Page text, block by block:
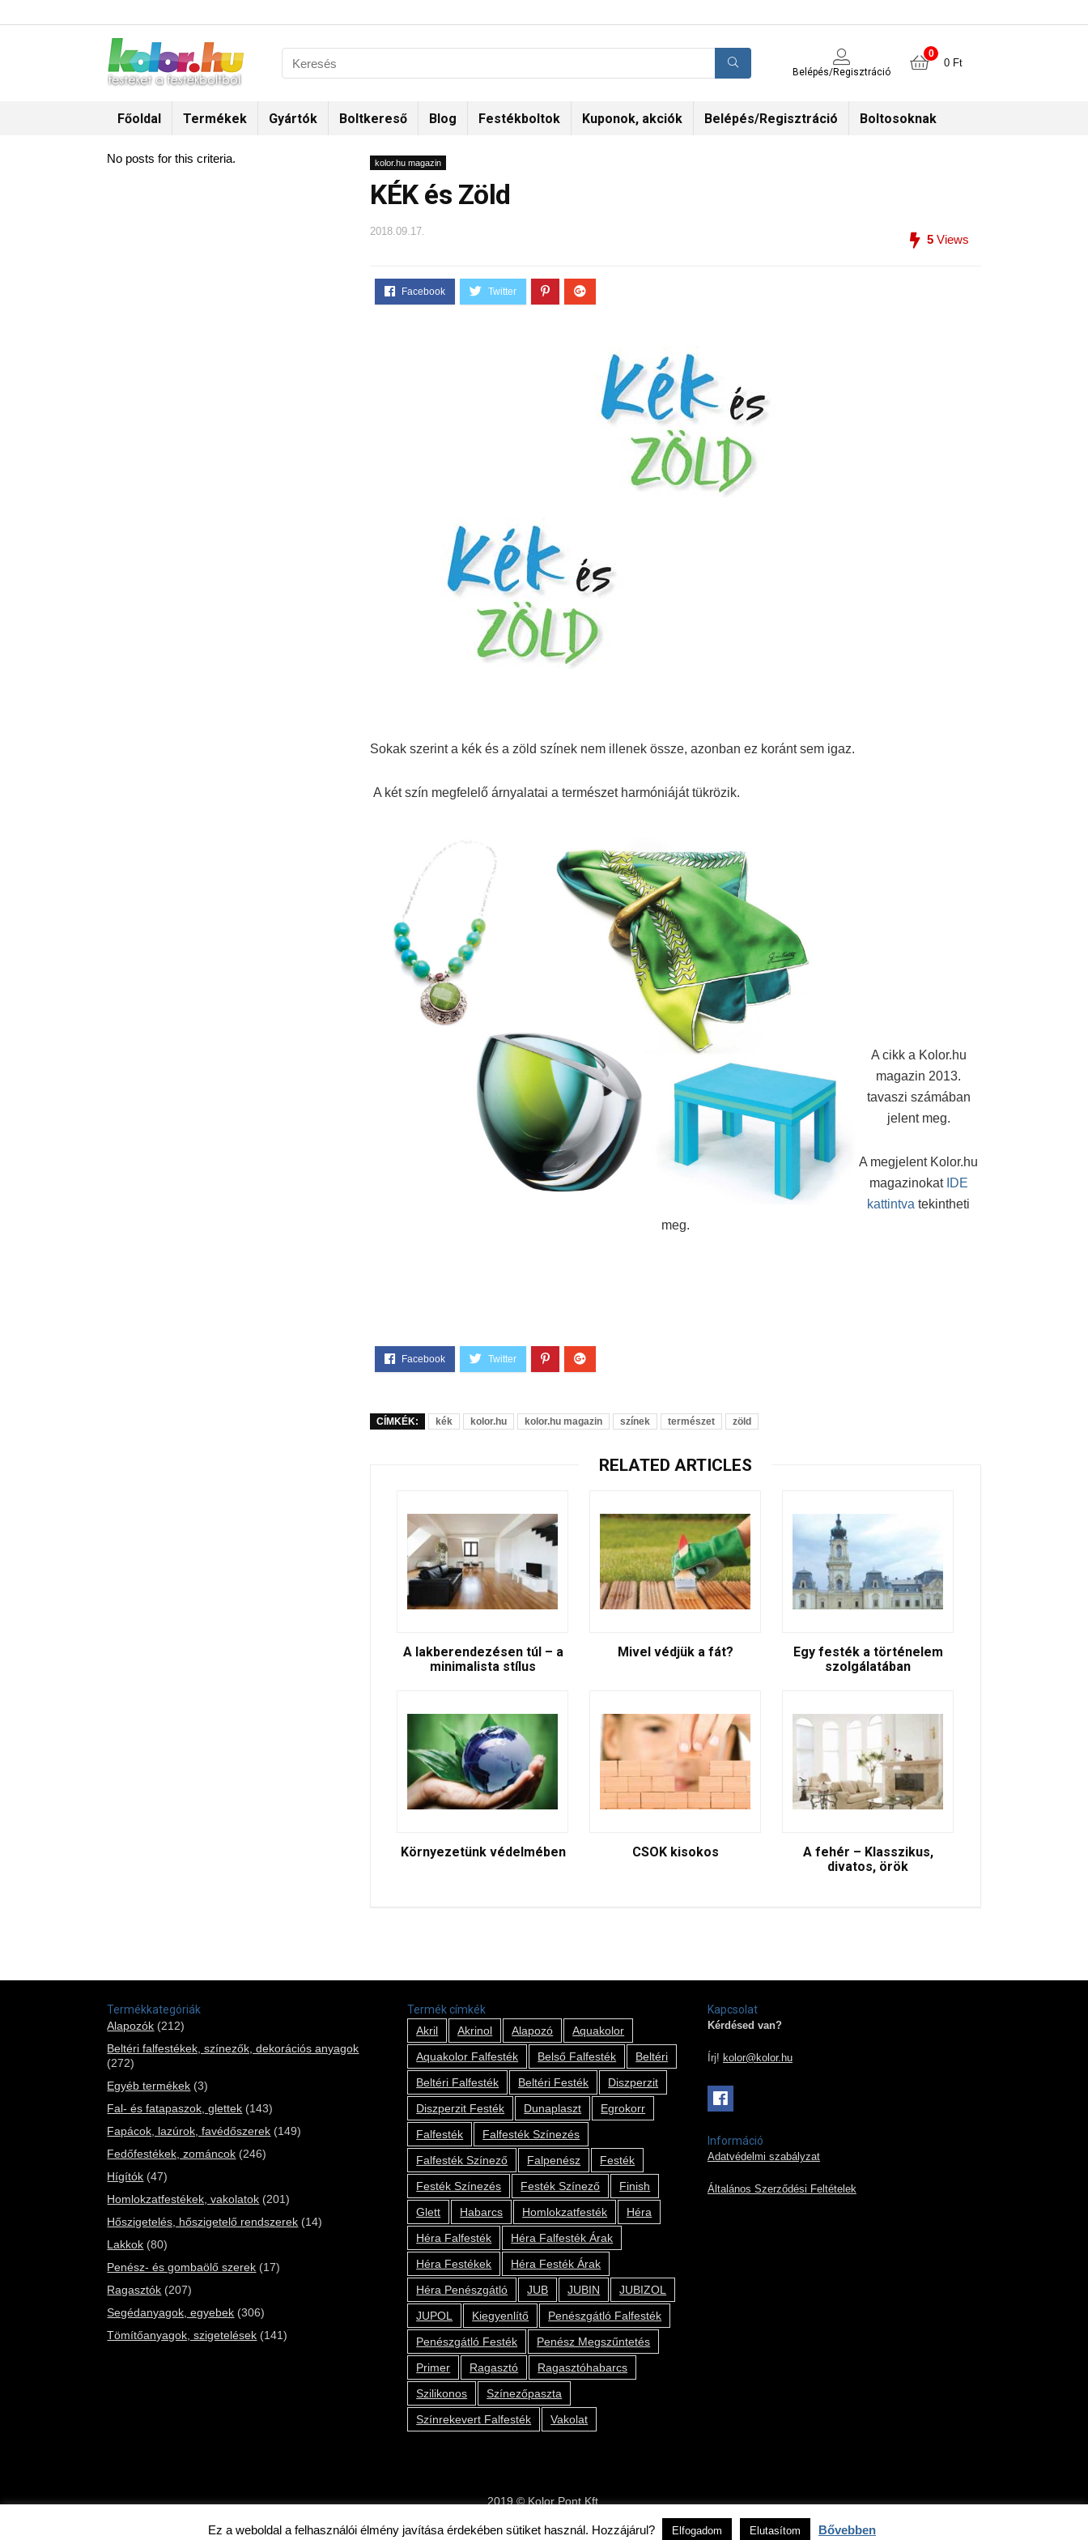
Belépés/Regisztráció
0
0 Ft
Főoldal Termékek Gyártók Boltkereső Blog Festékboltok Kuponok, akciók Belépés/Regisztráció Boltosoknak
kolor.hu magazin
KÉK és Zöld
2018.09.17.
5 Views
Sokak szerint a kék és a zöld színek nem illenek össze, azonban ez koránt sem igaz.
A két szín megfelelő árnyalatai a természet harmóniáját tükrözik.
A cikk a Kolor.hu
magazin 2013.
tavaszi számában
jelent meg.
A megjelent Kolor.hu
magazinokat IDE
kattintva tekintheti
meg.
CÍMKÉK: kék kolor.hu kolor.hu magazin színek természet zöld
RELATED ARTICLES
A lakberendezésen túl – a
minimalista stílus
Mivel védjük a fát?
Egy festék a történelem
szolgálatában
Környezetünk védelmében CSOK kisokos
A fehér – Klasszikus,
divatos, örök
No posts for this criteria.
Termékkategóriák
Alapozók (212)
Beltéri falfestékek, színezők, dekorációs anyagok
(272)
Egyéb termékek (3)
Fal- és fatapaszok, glettek (143)
Fapácok, lazúrok, favédőszerek (149)
Fedőfestékek, zománcok (246)
Hígítók (47)
Homlokzatfestékek, vakolatok (201)
Hőszigetelés, hőszigetelő rendszerek (14)
Lakkok (80)
Penész- és gombaölő szerek (17)
Ragasztók (207)
Segédanyagok, egyebek (306)
Tömítőanyagok, szigetelések (141)
Termék címkék
Akril
Akrinol Alapozó
Aquakolor
Aquakolor Falfesték
Belső Falfesték
Beltéri
Beltéri Falfesték
Beltéri Festék
Diszperzit
Diszperzit Festék
Dunaplaszt
Egrokorr
Falfesték
Falfesték Színezés
Falfesték Színező
Falpenész
Festék
Festék Színezés
Festék Színező
Finish
Glett
Habarcs Homlokzatfesték
Héra
Héra Falfesték
Héra Falfesték Árak
Héra Festékek
Héra Festék Árak
Héra Penészgátló
JUB JUBIN
JUBIZOL
JUPOL
Kiegyenlítő
Penészgátló Falfesték
Penészgátló Festék
Penész Megszűntetés
Primer
Ragasztó
Ragasztóhabarcs
Szilikonos
Színezőpaszta
Színrekevert Falfesték
Vakolat
Kapcsolat
Kérdésed van?
Írj! kolor@kolor.hu
Információ
Adatvédelmi szabályzat
Általános Szerződési Feltételek
2019 © Kolor Pont Kft.
Ez a weboldal a felhasználói élmény javítása érdekében sütiket használ. Hozzájárul? Elfogadom Elutasítom Bővebben